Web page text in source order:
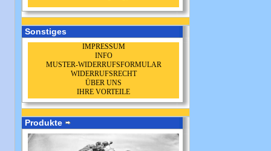
Sonstiges
IMPRESSUM
INFO
MUSTER-WIDERRUFSFORMULAR
WIDERRUFSRECHT
ÜBER UNS
IHRE VORTEILE
Produkte